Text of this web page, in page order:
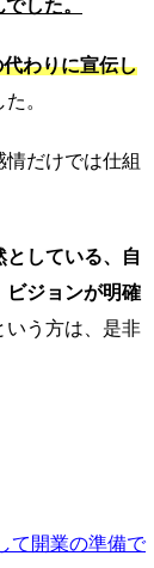
した。
わりに宣伝し
。
だけでは仕組
している、自
ビジョンが明確
いう方は、是非
て開業の準備で